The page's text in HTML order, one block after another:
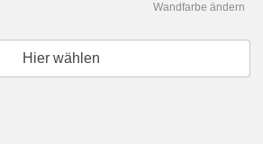
Wandfarbe ändern
Hier wählen